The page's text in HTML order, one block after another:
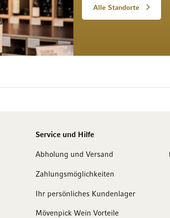
Alle Standorte
Service und Hilfe
Abholung und Versand
Zahlungsmöglichkeiten
Ihr persönliches Kundenlager
Mövenpick Wein Vorteile